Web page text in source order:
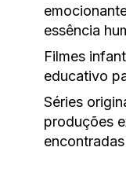
essência
Filmes
educativo
Séries
produções